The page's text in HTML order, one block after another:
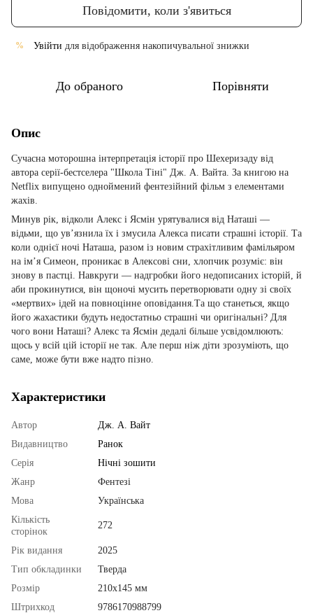
Повідомити, коли з'явиться
% Увійти для відображення накопичувальної знижки
До обраного Порівняти
Опис
Сучасна моторошна інтерпретація історії про Шехеризаду від
автора серії-бестселера "Школа Тіні" Дж. А. Вайта. За книгою на
Netflix випущено одноймений фентезійний фільм з елементами
жахів.
Минув рік, відколи Алекс і Ясмін урятувалися від Наташі —
відьми, що ув’язнила їх і змусила Алекса писати страшні історії. Та
коли однієї ночі Наташа, разом із новим страхітливим фамільяром
на ім’я Симеон, проникає в Алексові сни, хлопчик розуміє: він
знову в пастці. Навкруги — надгробки його недописаних історій, й
аби прокинутися, він щоночі мусить перетворювати одну зі своїх
«мертвих» ідей на повноцінне оповідання.Та що станеться, якщо
його жахастики будуть недостатньо страшні чи оригінальні? Для
чого вони Наташі? Алекс та Ясмін дедалі більше усвідомлюють:
щось у всій цій історії не так. Але перш ніж діти зрозуміють, що
саме, може бути вже надто пізно.
Характеристики
Автор
Дж. А. Вайт
Видавництво
Ранок
Серія
Нічні зошити
Жанр
Фентезі
Мова
Українська
Кількість
сторінок
272
Рік видання
2025
Тип обкладинки
Тверда
Розмір
210х145 мм
Штрихкод
9786170988799